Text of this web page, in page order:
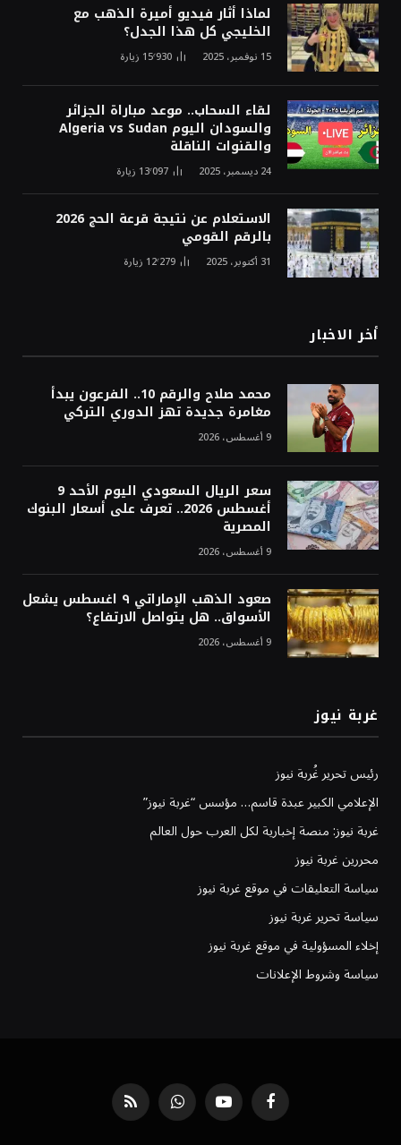
لماذا أثار فيديو أميرة الذهب مع
الخليجي كل هذا الجدل؟
15 نوفمبر، 2025 15٬930 زيارة
لقاء السحاب.. موعد مباراة الجزائر
والسودان اليوم Algeria vs Sudan
والقنوات الناقلة
24 ديسمبر، 2025 13٬097 زيارة
الاستعلام عن نتيجة قرعة الحج 2026
بالرقم القومي
31 أكتوبر، 2025 12٬279 زيارة
أخر الاخبار
محمد صلاح والرقم 10.. الفرعون يبدأ
مغامرة جديدة تهز الدوري التركي
9 أغسطس، 2026
سعر الريال السعودي اليوم الأحد 9
أغسطس 2026.. تعرف على أسعار البنوك
المصرية
9 أغسطس، 2026
صعود الذهب الإماراتي ٩ اغسطس يشعل
الأسواق.. هل يتواصل الارتفاع؟
9 أغسطس، 2026
غربة نيوز
رئيس تحرير غُربة نيوز
الإعلامي الكبير عبدة قاسم… مؤسس “غربة نيوز”
غربة نيوز: منصة إخبارية لكل العرب حول العالم
محررين غربة نيوز
سياسة التعليقات في موقع غربة نيوز
سياسة تحرير غربة نيوز
إخلاء المسؤولية في موقع غربة نيوز
سياسة وشروط الإعلانات
فيسبوك يوتيوب واتساب RSS